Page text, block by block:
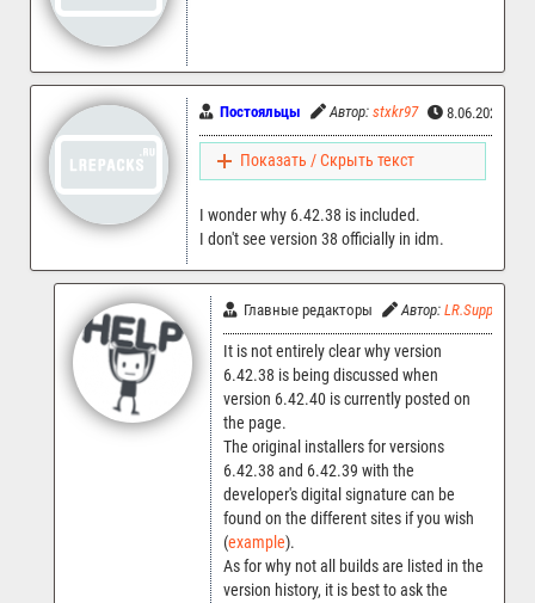
Постояльцы Автор: stxkr97 8.06.2025
Показать / Скрыть текст
I wonder why 6.42.38 is included.
I don't see version 38 officially in idm.
Главные редакторы Автор: LR.Support
It is not entirely clear why version
6.42.38 is being discussed when
version 6.42.40 is currently posted on
the page.
The original installers for versions
6.42.38 and 6.42.39 with the
developer's digital signature can be
found on the different sites if you wish
(example).
As for why not all builds are listed in the
version history, it is best to ask the